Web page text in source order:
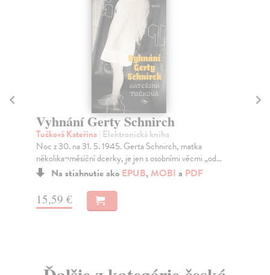
Vyhnání Gerty Schnirch
Tučková Kateřina| Elektronická kniha
Noc z 30. na 31. 5. 1945. Gerta Schnirch, matka
několika¬měsíční dcerky, je jen s osobními věcmi „od...
Na stiahnutie ako EPUB,MOBI a PDF
15,59 €